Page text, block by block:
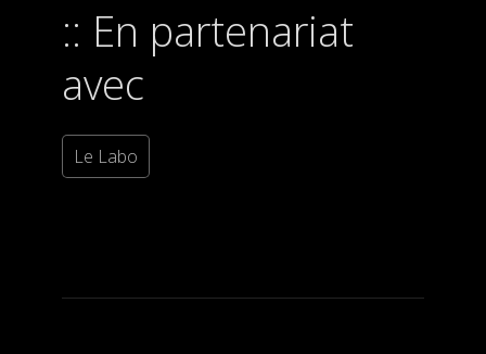
En partenariat
avec
Le Labo